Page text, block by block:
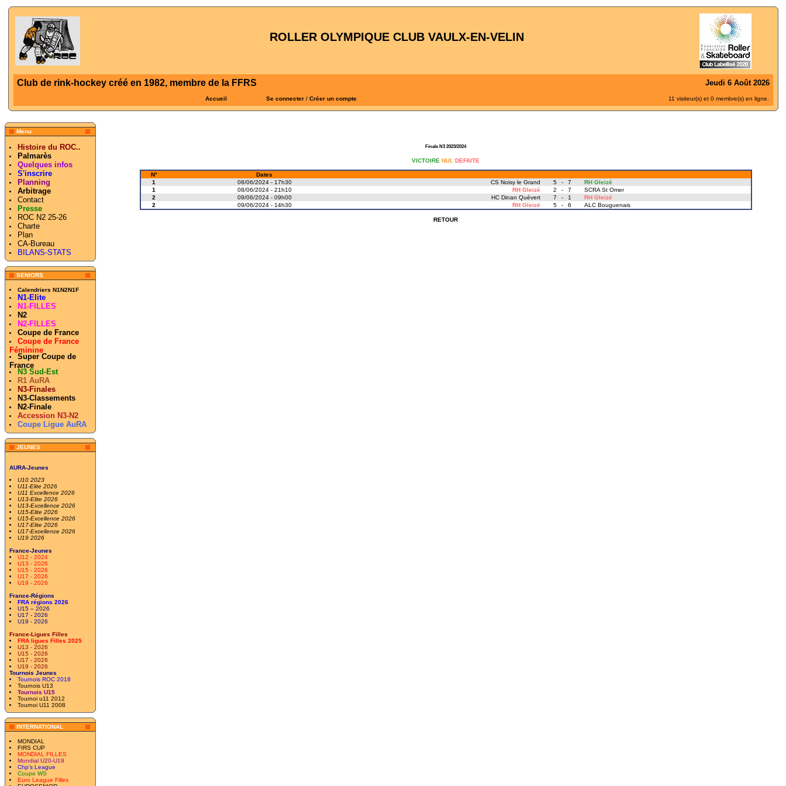
ROLLER OLYMPIQUE CLUB VAULX-EN-VELIN
Club de rink-hockey créé en 1982, membre de la FFRS Jeudi 6 Août 2026
Accueil Se connecter/ Créer un compte 11 visiteur(s) et 0 membre(s) en ligne.
Menu
Histoire du ROC..
Palmarès
Quelques infos
S'inscrire
Planning
Arbitrage
Contact
Presse
ROC N2 25-26
Charte
Plan
CA-Bureau
BILANS-STATS
SENIORS
Calendriers N1N2N1F
N1-Elite
N1-FILLES
N2
N2-FILLES
Coupe de France
Coupe de France
Féminine
Super Coupe de
France
N3 Sud-Est
R1 AuRA
N3-Finales
N3-Classements
N2-Finale
Accession N3-N2
Coupe Ligue AuRA
JEUNES
AURA-Jeunes
U10 2023
U11-Elite 2026
U11 Excellence 2026
U13-Elite 2026
U13-Excellence 2026
U15-Elite 2026
U15-Excellence 2026
U17-Elite 2026
U17-Excellence 2026
U19 2026
France-Jeunes
U12 - 2024
U13 - 2026
U15 - 2026
U17 - 2026
U19 - 2026
France-Régions
FRA régions 2026
U15 – 2026
U17 - 2026
U19 - 2026
France-Ligues Filles
FRA ligues Filles 2025
U13 - 2026
U15 - 2026
U17 - 2026
U19 - 2026
Tournois Jeunes
Tournois ROC 2018
Tournois U13
Tournois U15
Tournoi u11 2012
Tournoi U11 2008
INTERNATIONAL
MONDIAL
FIRS CUP
MONDIAL FILLES
Mondial U20-U19
Chp's League
Coupe WS
Euro League Filles
Finale N3 2023/2024
VICTOIRE NUL DEFAITE
N°
Dates
1
08/06/2024 - 17h30 CS Noisy le Grand 5 - 7
RH Gleizé
1
08/06/2024 - 21h10 RH Gleizé 2 - 7
SCRA St Omer
2
09/06/2024 - 09h00 HC Dinan Quévert 7 - 1
RH Gleizé
2
09/06/2024 - 14h30 RH Gleizé 5 - 6 ALC Bouguenais
RETOUR